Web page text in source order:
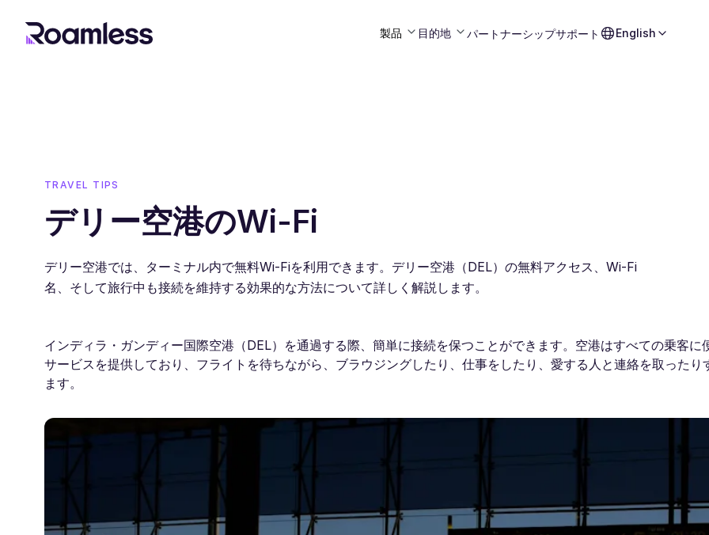
製品 目的地 パートナーシップサポート English
TRAVEL TIPS
デリー空港のWi-Fi
デリー空港では、ターミナル内で無料Wi-Fiを利用できます。デリー空港（DEL）の無料アクセス、Wi-Fi
名、そして旅行中も接続を維持する効果的な方法について詳しく解説します。
インディラ・ガンディー国際空港（DEL）を通過する際、簡単に接続を保つことができます。空港はすべての乗客に
サービスを提供しており、フライトを待ちながら、ブラウジングしたり、仕事をしたり、愛する人と連絡を取ったり
ます。